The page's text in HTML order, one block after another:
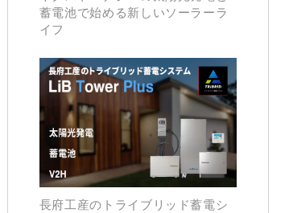
蓄電池で始める新しいソーラーラ
イフ
長府工産のトライブリッド蓄電シ